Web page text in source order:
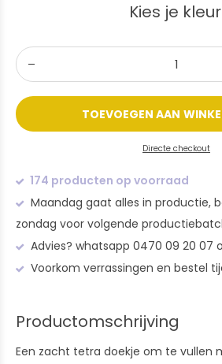
Kies je
TOEVOEGEN AAN
Directe checkout
174 producten op voorraad
Maandag gaat alles in productie,
zondag voor volgende
Advies? whatsapp 0470 09 20 07
Voorkom verrassingen en bestel
Productomschrijving
Een zacht tetra doekje om te vullen